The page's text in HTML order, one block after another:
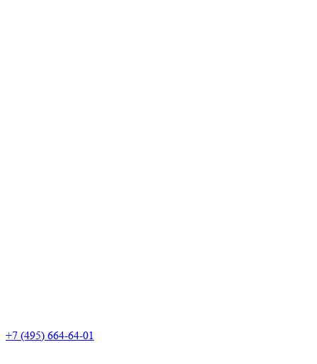
+7 (495) 664-64-01